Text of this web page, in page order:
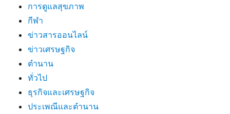
การดูแลสุขภาพ
กีฬา
ข่าวสารออนไลน์
ข่าวเศรษฐกิจ
ตำนาน
ทั่วไป
ธุรกิจและเศรษฐกิจ
ประเพณีและตำนาน